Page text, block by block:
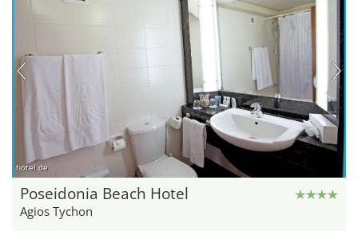
hotel.de
Poseidonia Beach Hotel
Agios Tychon